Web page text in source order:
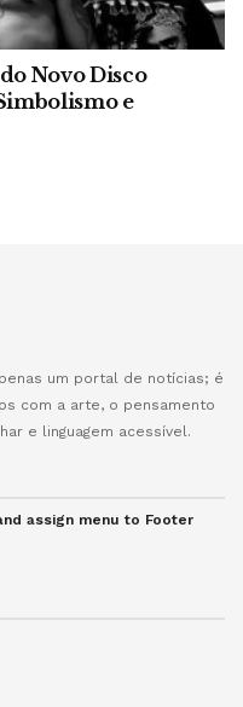
Novo Disco
e
um portal de notícias; é
com a arte, o pensamento
e linguagem acessível.
assign menu to Footer